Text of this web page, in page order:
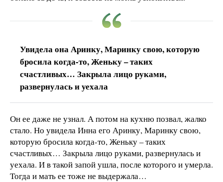
Увидела она Аринку, Маринку свою, которую
бросила когда-то, Женьку – таких
счастливых… Закрыла лицо руками,
развернулась и уехала
Он ее даже не узнал. А потом на кухню позвал, жалко
стало. Но увидела Инна его Аринку, Маринку свою,
которую бросила когда-то, Женьку – таких
счастливых… Закрыла лицо руками, развернулась и
уехала. И в такой запой ушла, после которого и умерла.
Тогда и мать ее тоже не выдержала…